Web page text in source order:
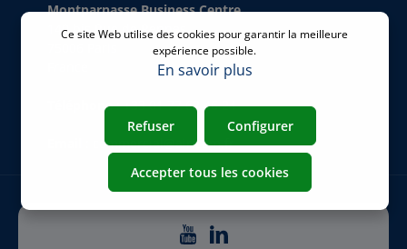
Montparnasse Business Centre
140 bis Rue de Rennes
Téléphone:+33 01 77 62 46 24
commercial@airicom.fr
Ce site Web utilise des cookies pour garantir la meilleure
expérience possible.
En savoir plus
Refuser Configurer
Accepter tous les cookies